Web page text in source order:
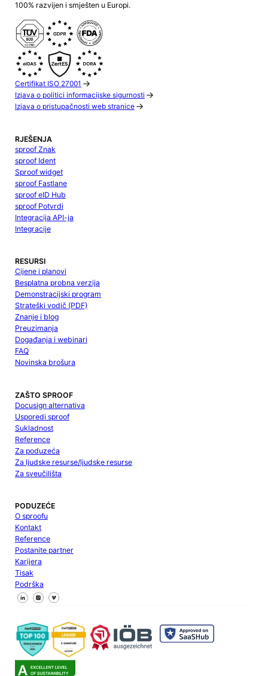
100% razvijen i smješten u Europi.
Certifikat ISO 27001
Izjava o politici informacijske sigurnosti
Izjava o pristupačnosti web stranice
RJEŠENJA
sproof Znak
sproof Ident
Sproof widget
sproof Fastlane
sproof eID Hub
sproof Potvrdi
Integracija API-ja
Integracije
RESURSI
Cijene i planovi
Besplatna probna verzija
Demonstracijski program
Strateški vodič (PDF)
Znanje i blog
Preuzimanja
Događanja i webinari
FAQ
Novinska brošura
ZAŠTO SPROOF
Docusign alternativa
Usporedi sproof
Sukladnost
Reference
Za poduzeća
Za ljudske resurse/ljudske resurse
Za sveučilišta
PODUZEĆE
O sproofu
Kontakt
Reference
Postanite partner
Karijera
Tisak
Podrška
Pratite nas na Facebooku
Pratite nas na X
Pratite nas na LinkedInu